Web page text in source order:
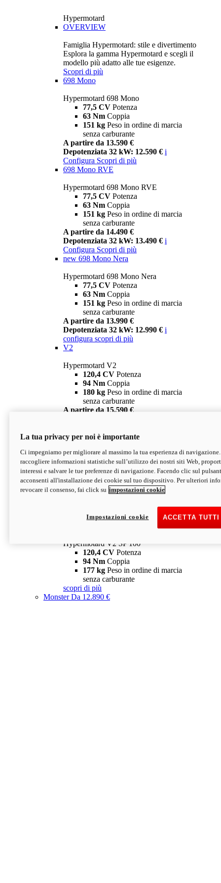
Hypermotard
OVERVIEW
Famiglia Hypermotard: stile e divertimento
Esplora la gamma Hypermotard e scegli il
modello più adatto alle tue esigenze.
Scopri di più
698 Mono
Hypermotard 698 Mono
77,5 CV Potenza
63 Nm Coppia
151 kg Peso in ordine di marcia
senza carburante
A partire da 13.590 €
Depotenziata 32 kW: 12.590 € i
Configura Scopri di più
698 Mono RVE
Hypermotard 698 Mono RVE
77,5 CV Potenza
63 Nm Coppia
151 kg Peso in ordine di marcia
senza carburante
A partire da 14.490 €
Depotenziata 32 kW: 13.490 € i
Configura Scopri di più
new 698 Mono Nera
Hypermotard 698 Mono Nera
77,5 CV Potenza
63 Nm Coppia
151 kg Peso in ordine di marcia
senza carburante
A partire da 13.990 €
Depotenziata 32 kW: 12.990 € i
configura scopri di più
V2
Hypermotard V2
120,4 CV Potenza
94 Nm Coppia
180 kg Peso in ordine di marcia
senza carburante
A partire da 15.590 €
V2 SP
Hypermotard V2 SP
120,4 CVPotenza
94 NmCoppia
177 kgPeso in ordine di marcia
senza carburante
Depotenziata 35 kW: 18.890 € i
configura scopri di più
Hypermotard V2 SP 100
120,4 CV Potenza
94 Nm Coppia
177 kg Peso in ordine di marcia
senza carburante
scopri di più
MonsterDa 12.890 €
La tua privacy per noi è importante
Ci impegniamo per migliorare al massimo la tua esperienza di
raccogliere informazioni statistiche sull’utilizzo dei nostri siti Web,
interessi e salvare le tue preferenze di navigazione. Facendo clic sul
acconsenti all'installazione dei cookie sul tuo dispositivo. Per ulteriori
revocare il consenso, fai click su impostazioni cookie
ACCETTA
Impostazioni cookie